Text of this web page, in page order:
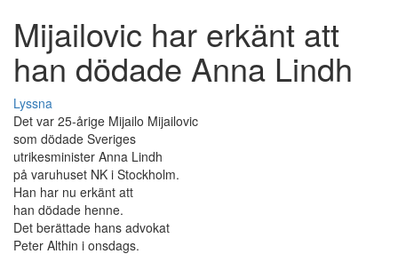
Mijailovic har erkänt att
han dödade Anna Lindh
Lyssna
Det var 25-årige Mijailo Mijailovic
som dödade Sveriges
utrikesminister Anna Lindh
på varuhuset NK i Stockholm.
Han har nu erkänt att
han dödade henne.
Det berättade hans advokat
Peter Althin i onsdags.